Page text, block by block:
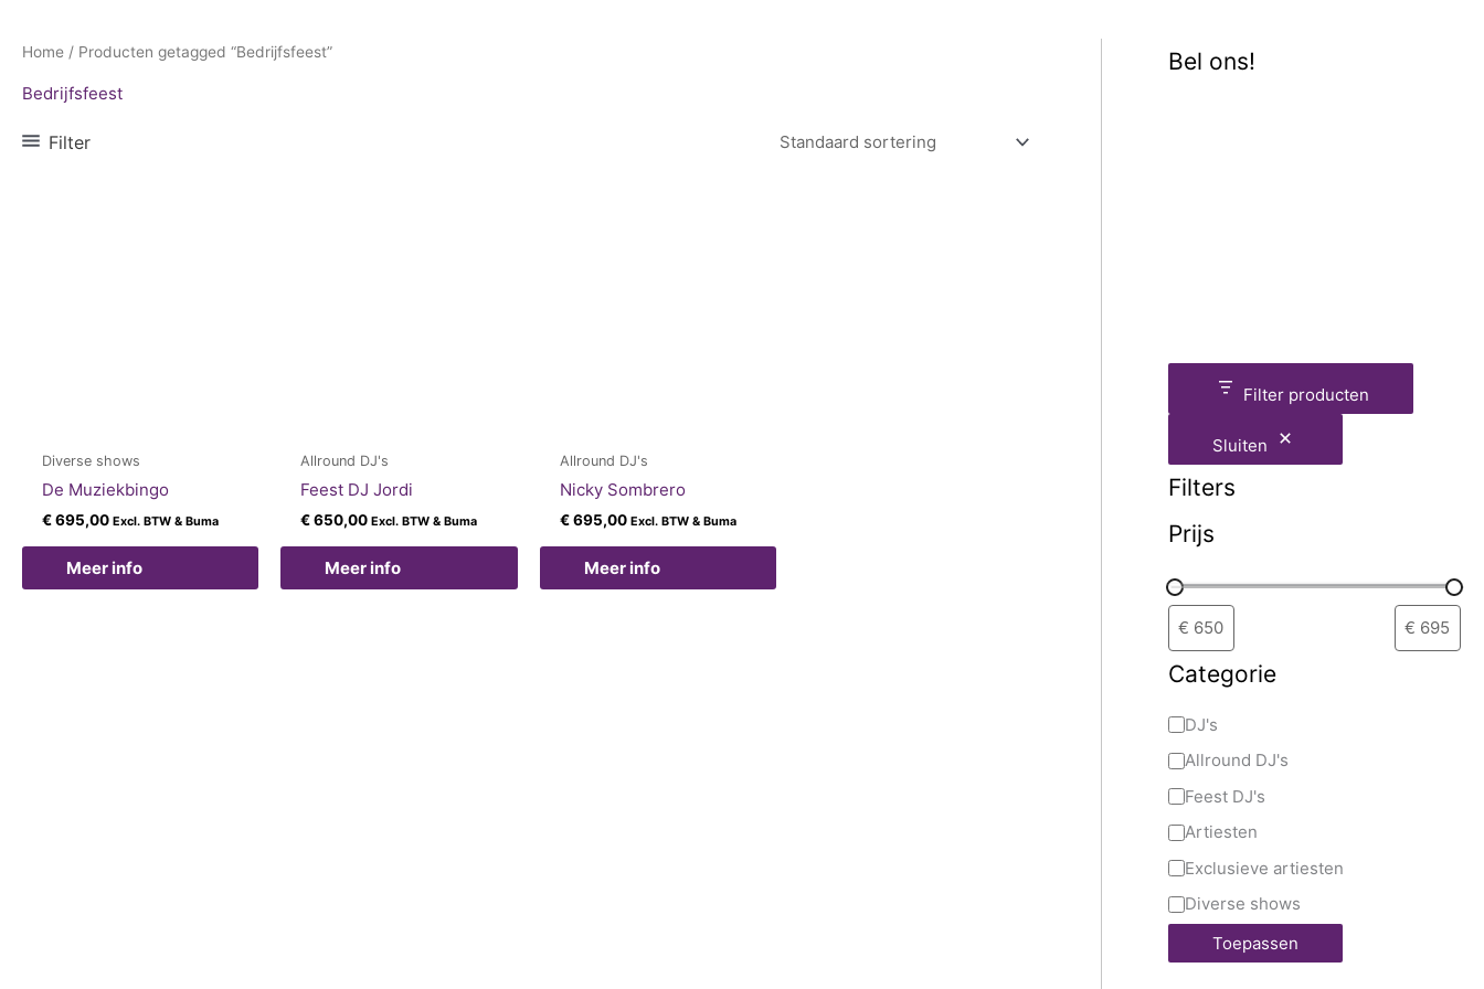
Home / Producten getagged “Bedrijfsfeest”
Bedrijfsfeest
Filter
Diverse shows
De Muziekbingo
€695,00 Excl. BTW & Buma
Meer info
Allround DJ's
Feest DJ Jordi
€650,00 Excl. BTW & Buma
Meer info
Allround DJ's
Nicky Sombrero
€695,00 Excl. BTW & Buma
Meer info
Bel ons!
Filter producten
Sluiten
Filters
Prijs
Categorie
DJ's
Allround DJ's
Feest DJ's
Artiesten
Exclusieve artiesten
Diverse shows
Toepassen